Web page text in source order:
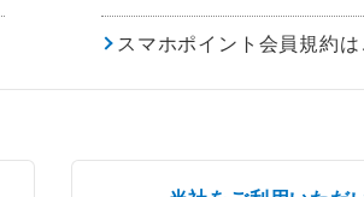
スマホポイント会員規約は